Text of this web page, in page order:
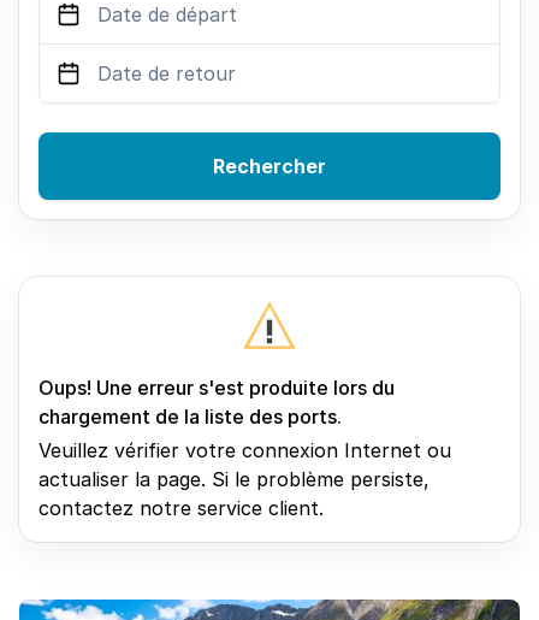
Rechercher
Oups! Une erreur s'est produite lors du
chargement de la liste des ports.
Veuillez vérifier votre connexion Internet ou
actualiser la page. Si le problème persiste,
contactez notre service client.